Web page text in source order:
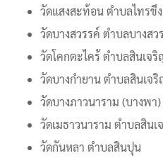
วัดแสงสะท้อน ตำบลไทรขึง
วัดบางสวรรค์ ตำบลบางสว
วัดโคกตะไคร้ ตำบลสินเจริ
วัดบางกำยาน ตำบลสินเจ
วัดบางภาวนาราม (บางพา
วัดเมธาวนาราม ตำบลสินเ
วัดกันหลา ตำบลสินปุน